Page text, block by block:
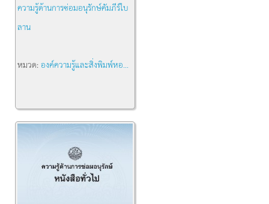
ความรู้ด้านการซ่อมอนุรักษ์คัมภีร์ใบ
ลาน
หมวด:องค์ความรู้และสิ่งพิมพ์หอ...